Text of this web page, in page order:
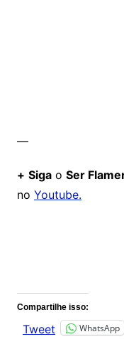
—
+ Sigao Ser
no Youtube.
Compartilhe isso:
Tweet WhatsApp